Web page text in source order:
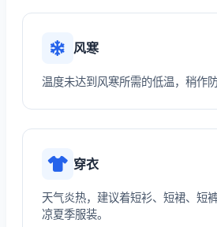
风寒
温度未达到风寒所需的低温，稍作
穿衣
天气炎热，建议着短衫、短裙、短
凉夏季服装。